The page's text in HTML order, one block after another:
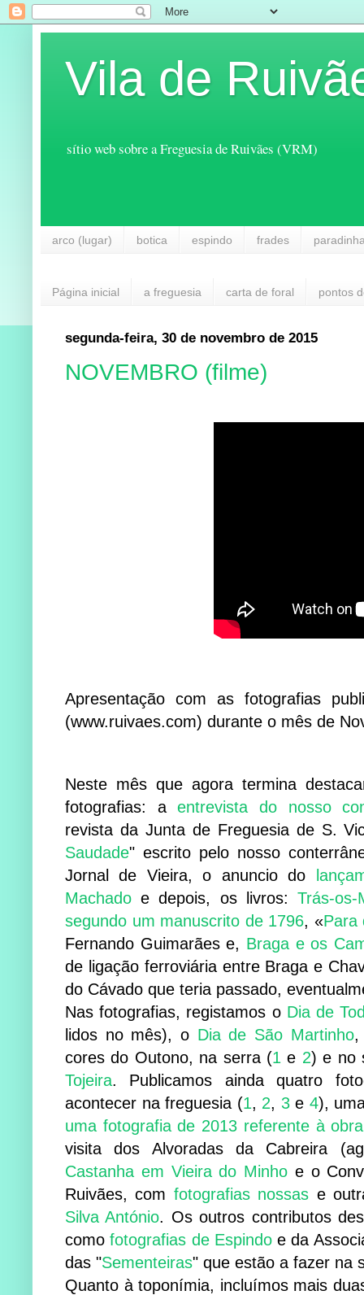
Vila de
sítio web sobre a Freguesia de Ruivães (VRM)
arco (lugar) botica espindo frades
Página inicial a freguesia carta de foral pontos
segunda-feira, 30 de novembro de 2015
NOVEMBRO (filme)
Apresentação com as fotografias
(www.ruivaes.com) durante o mês de
Neste mês que agora termina
fotografias: aentrevista do nosso
revista da Junta de Freguesia de S.
Saudade" escrito pelo nosso
Jornal de Vieira, o anuncio do
Machado e depois, os livros: Trás-
segundo um manuscrito de 1796, «Para
Fernando Guimarães e, Braga e os
de ligação ferroviária entre Braga e
do Cávado que teria passado,
Nas fotografias, registamos o Dia de
lidos no mês), o Dia de São Martinho,
cores do Outono, na serra (1 e 2) e no
Tojeira. Publicamos ainda quatro
acontecer na freguesia (1, 2, 3e 4),
uma fotografia de 2013 referente à
visita dos Alvoradas da Cabreira
Castanha em Vieira do Minho e o
Ruivães, com fotografias nossas e
Silva António. Os outros contributos
comofotografias de Espindoe da
das "Sementeiras" que estão a fazer na
Quanto à toponímia, incluímos mais